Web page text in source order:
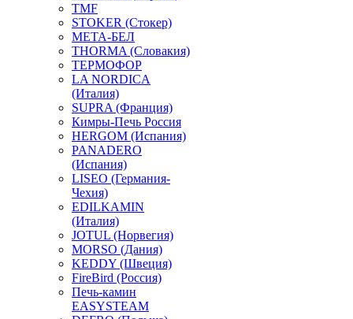
TMF
STOKER (Стокер)
МЕТА-БЕЛ
THORMA (Словакия)
ТЕРМОФОР
LA NORDICA
(Италия)
SUPRA (Франция)
Кимры-Печь Россия
HERGOM (Испания)
PANADERO
(Испания)
LISEO (Германия-
Чехия)
EDILKAMIN
(Италия)
JOTUL (Норвегия)
MORSO (Дания)
KEDDY (Швеция)
FireBird (Россия)
Печь-камин
EASYSTEAM